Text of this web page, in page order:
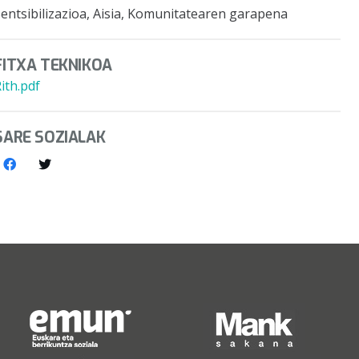
Aisia, Komunitatearen garapena
TEKNIKOA
SOZIALAK